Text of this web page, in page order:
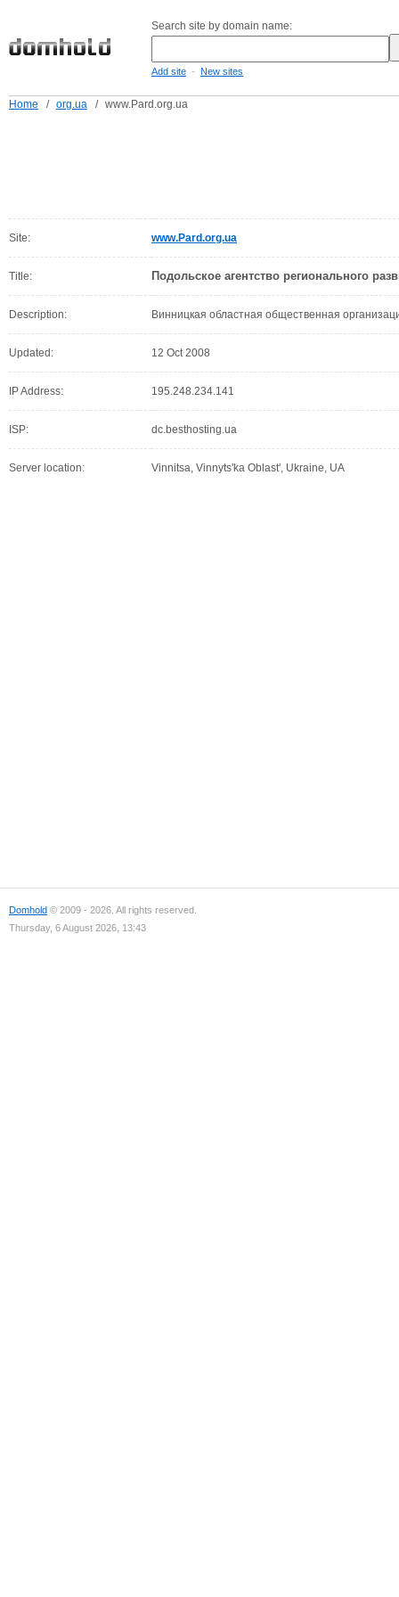
Search site by domain name:
Add site - New sites
Home / org.ua / www.Pard.org.ua
Site: www.Pard.org.ua
Title: Подольское агентство регионального
Description: Винницкая областная общественная
Updated: 12 Oct 2008
IP Address: 195.248.234.141
ISP: dc.besthosting.ua
Server location: Vinnitsa, Vinnyts'ka Oblast', Ukraine, UA
Domhold © 2009 - 2026. All rights reserved.
Thursday, 6 August 2026, 13:43